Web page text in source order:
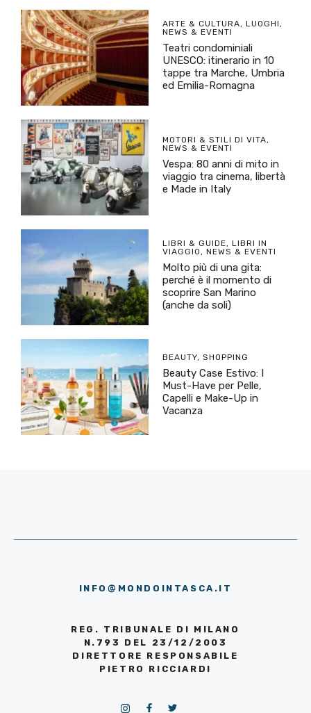
ARTE & CULTURA, LUOGHI,
NEWS & EVENTI
Teatri condominiali
UNESCO: itinerario in 10
tappe tra Marche, Umbria
ed Emilia-Romagna
MOTORI & STILI DI VITA,
NEWS & EVENTI
Vespa: 80 anni di mito in
viaggio tra cinema, libertà
e Made in Italy
LIBRI & GUIDE, LIBRI IN
VIAGGIO, NEWS & EVENTI
Molto più di una gita:
perché è il momento di
scoprire San Marino
(anche da soli)
BEAUTY, SHOPPING
Beauty Case Estivo: I
Must-Have per Pelle,
Capelli e Make-Up in
Vacanza
INFO@MONDOINTASCA.IT
REG. TRIBUNALE DI MILANO
N.793 DEL 23/12/2003
DIRETTORE RESPONSABILE
PIETRO RICCIARDI